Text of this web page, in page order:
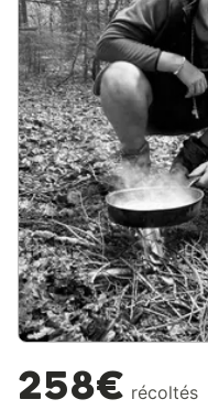
258€ récoltés